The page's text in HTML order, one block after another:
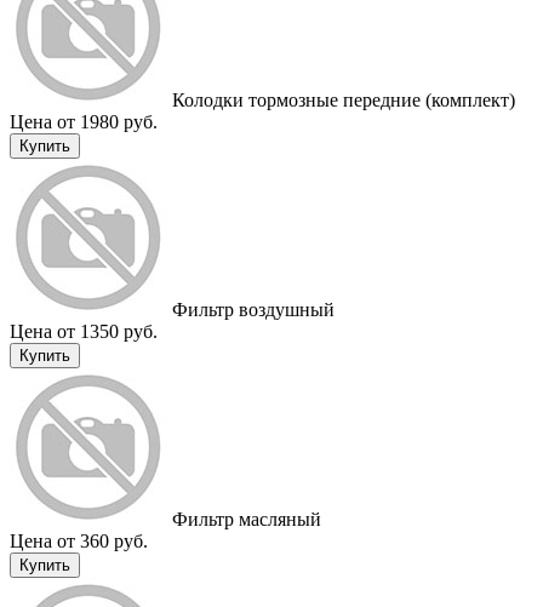
Колодки тормозные передние (комплект)
Цена от 1980 руб.
Купить
Фильтр воздушный
Цена от 1350 руб.
Купить
Фильтр масляный
Цена от 360 руб.
Купить